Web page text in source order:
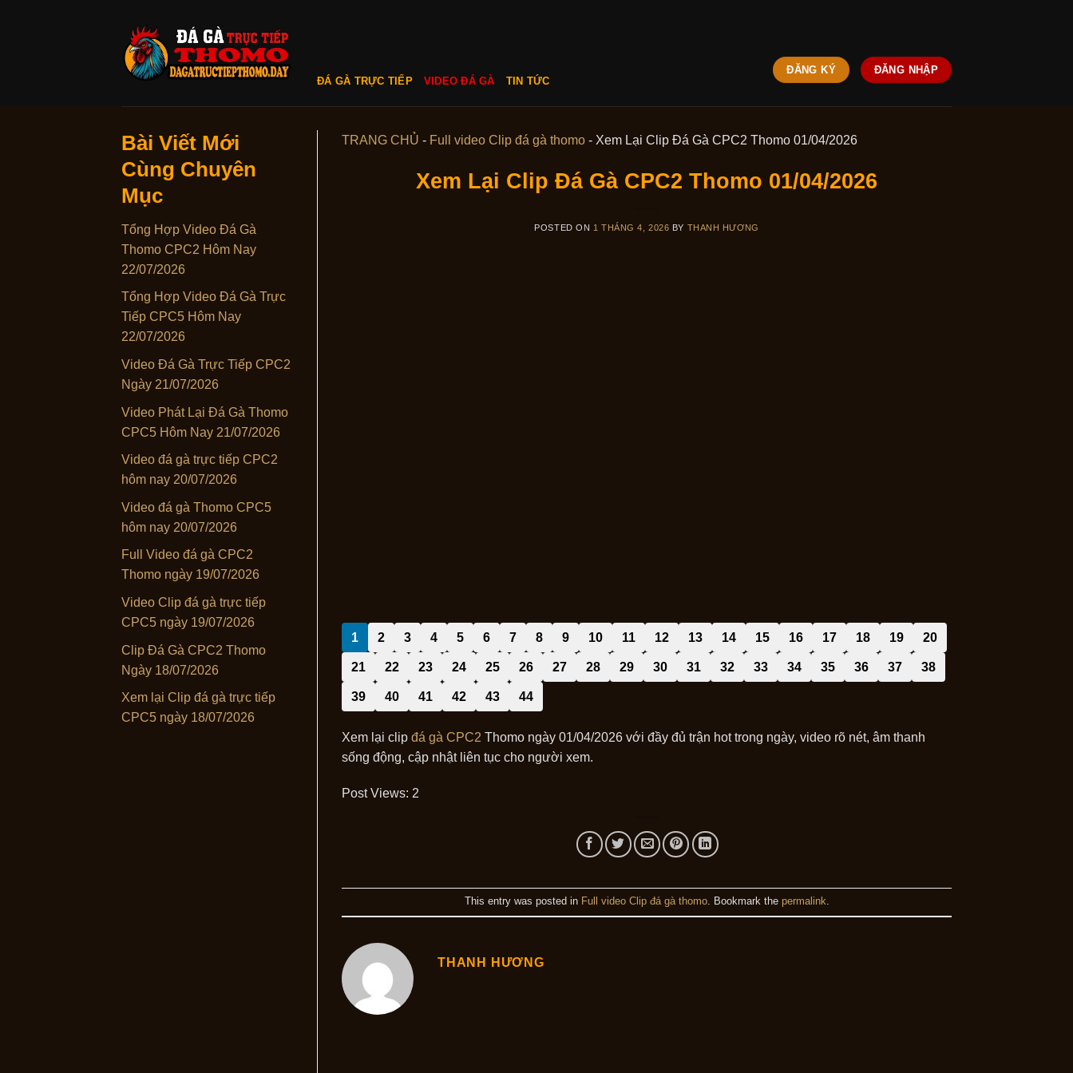
ĐÁ GÀ TRỰC TIẾP VIDEO ĐÁ GÀ TIN TỨC
ĐĂNG KÝ ĐĂNG NHẬP
Bài Viết Mới
Cùng Chuyên
Mục
Tổng Hợp Video Đá Gà
Thomo CPC2 Hôm Nay
22/07/2026
Tổng Hợp Video Đá Gà Trực
Tiếp CPC5 Hôm Nay
22/07/2026
Video Đá Gà Trực Tiếp CPC2
Ngày 21/07/2026
Video Phát Lại Đá Gà Thomo
CPC5 Hôm Nay 21/07/2026
Video đá gà trực tiếp CPC2
hôm nay 20/07/2026
Video đá gà Thomo CPC5
hôm nay 20/07/2026
Full Video đá gà CPC2
Thomo ngày 19/07/2026
Video Clip đá gà trực tiếp
CPC5 ngày 19/07/2026
Clip Đá Gà CPC2 Thomo
Ngày 18/07/2026
Xem lại Clip đá gà trực tiếp
CPC5 ngày 18/07/2026
TRANG CHỦ - Full video Clip đá gà thomo - Xem Lại Clip Đá Gà CPC2 Thomo 01/04/2026
Xem Lại Clip Đá Gà CPC2 Thomo 01/04/2026
POSTED ON 1 THÁNG 4, 2026 BY THANH HƯƠNG
1 2 3 4 5 6 7 8 9 10 11 12 13 14 15 16 17 18 19 20
21 22 23 24 25 26 27 28 29 30 31 32 33 34 35 36 37 38
39 40 41 42 43 44
Xem lại clip đá gà CPC2 Thomo ngày 01/04/2026 với đầy đủ trận hot trong ngày, video rõ nét, âm thanh
sống động, cập nhật liên tục cho người xem.
Post Views: 2
This entry was posted in Full video Clip đá gà thomo. Bookmark the permalink
THANH HƯƠNG